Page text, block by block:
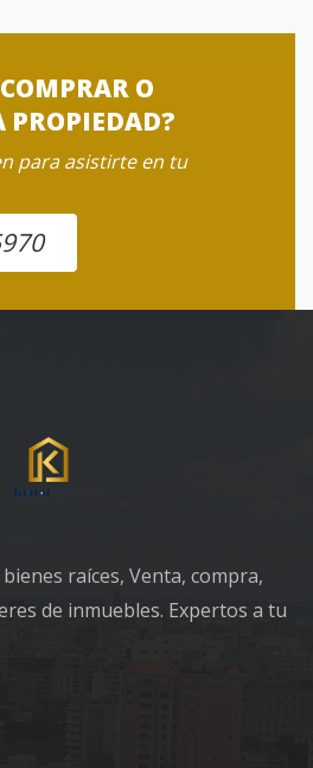
O
PROPIEDAD?
para asistirte en tu
raíces, Venta, compra,
de inmuebles. Expertos a tu